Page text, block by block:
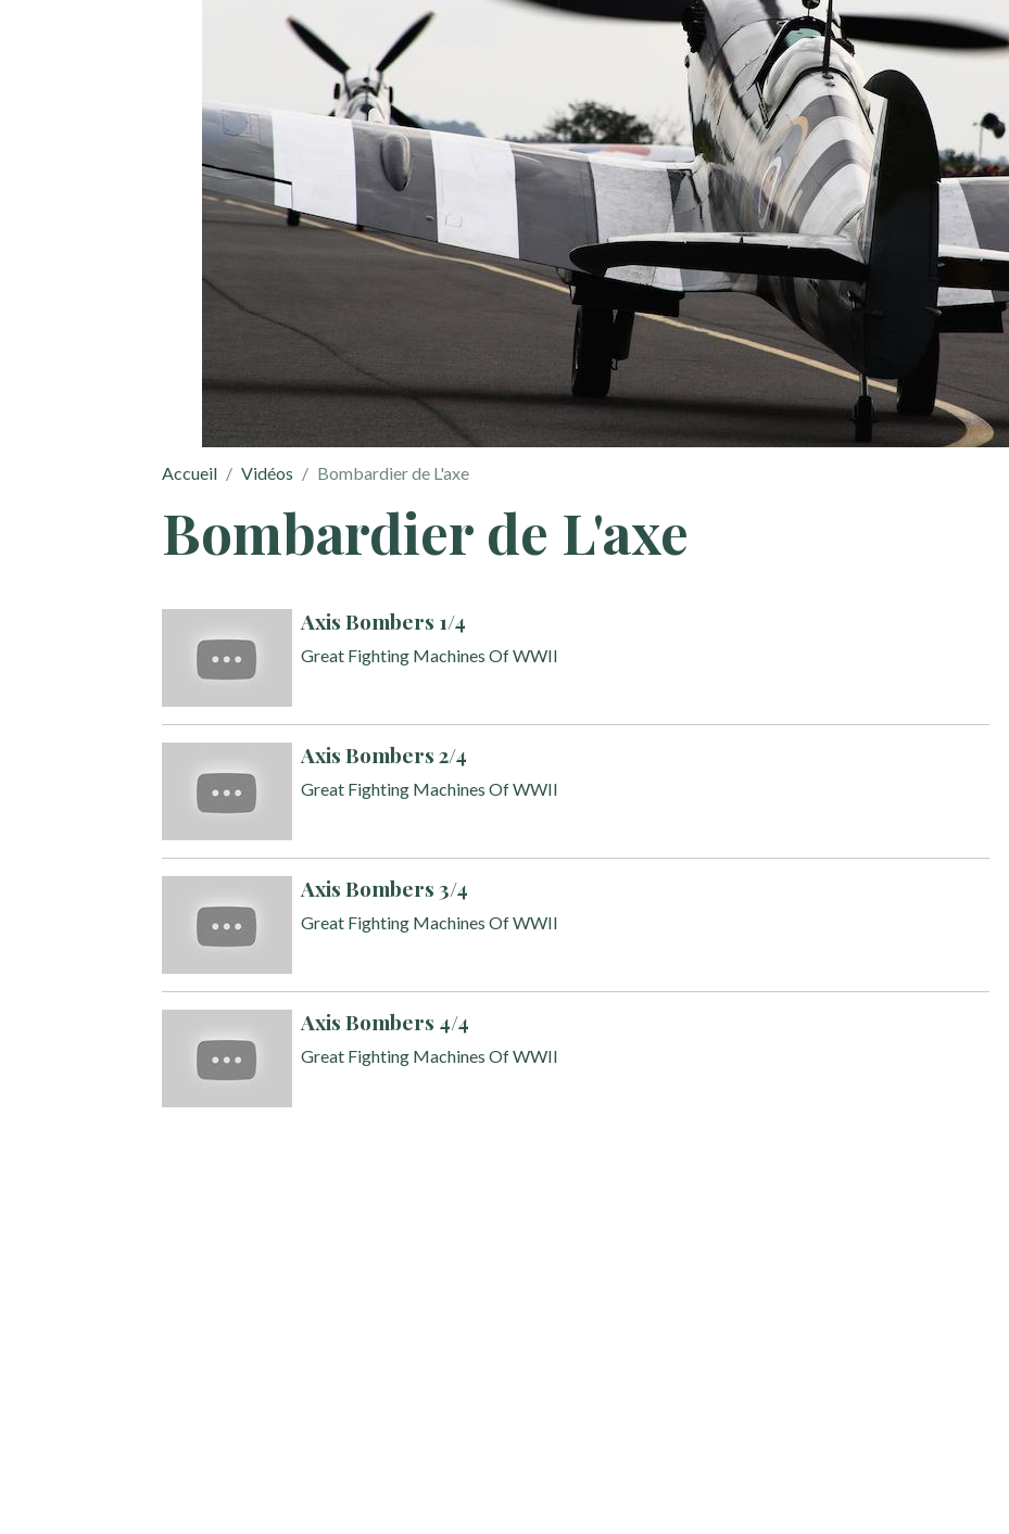
Accueil Vidéos Bombardier de L'axe
Bombardier de L'axe
Axis Bombers 1/4
Great Fighting Machines Of WWII
Axis Bombers 2/4
Great Fighting Machines Of WWII
Axis Bombers 3/4
Great Fighting Machines Of WWII
Axis Bombers 4/4
Great Fighting Machines Of WWII